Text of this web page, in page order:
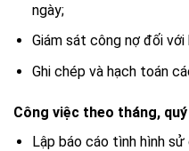
ngày;
Giám sát công nợ đối với
Ghi chép và hạch toán
Công việc theo tháng, quý
Lập báo cáo tình hình sử